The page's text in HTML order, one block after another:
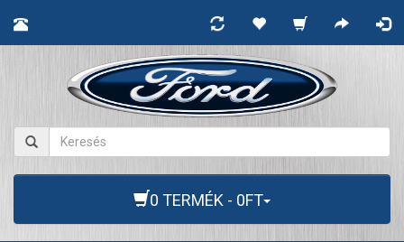
0 TERMÉK - 0FT